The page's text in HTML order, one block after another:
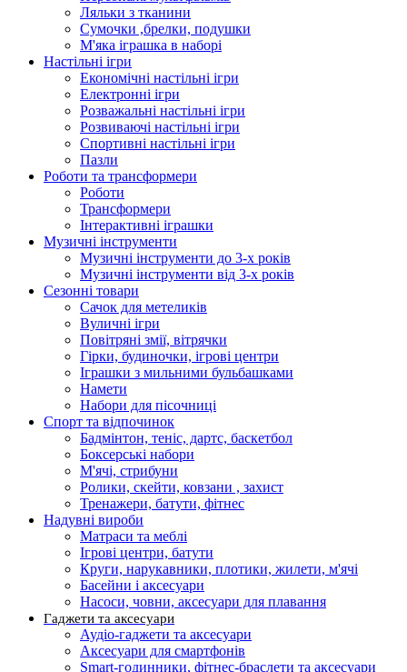
Ляльки з тканини
Сумочки ,брелки, подушки
М'яка іграшка в наборі
Настільні ігри
Економічні настільні ігри
Електронні ігри
Розважальні настільні ігри
Розвиваючі настільні ігри
Спортивні настільні ігри
Пазли
Роботи та трансформери
Роботи
Трансформери
Інтерактивні іграшки
Музичні інструменти
Музичні інструменти до 3-х років
Музичні інструменти від 3-х років
Сезонні товари
Сачок для метеликів
Вуличні ігри
Повітряні змії, вітрячки
Гірки, будиночки, ігрові центри
Іграшки з мильними бульбашками
Намети
Набори для пісочниці
Спорт та відпочинок
Бадмінтон, теніс, дартс, баскетбол
Боксерські набори
М'ячі, стрибуни
Ролики, скейти, ковзани , захист
Тренажери, батути, фітнес
Надувні вироби
Матраси та меблі
Ігрові центри, батути
Круги, нарукавники, плотики, жилети, м'ячі
Басейни і аксесуари
Насоси, човни, аксесуари для плавання
Гаджети та аксесуари
Аудіо-гаджети та аксесуари
Аксесуари для смартфонів
Smart-годинники, фітнес-браслети та аксесуари